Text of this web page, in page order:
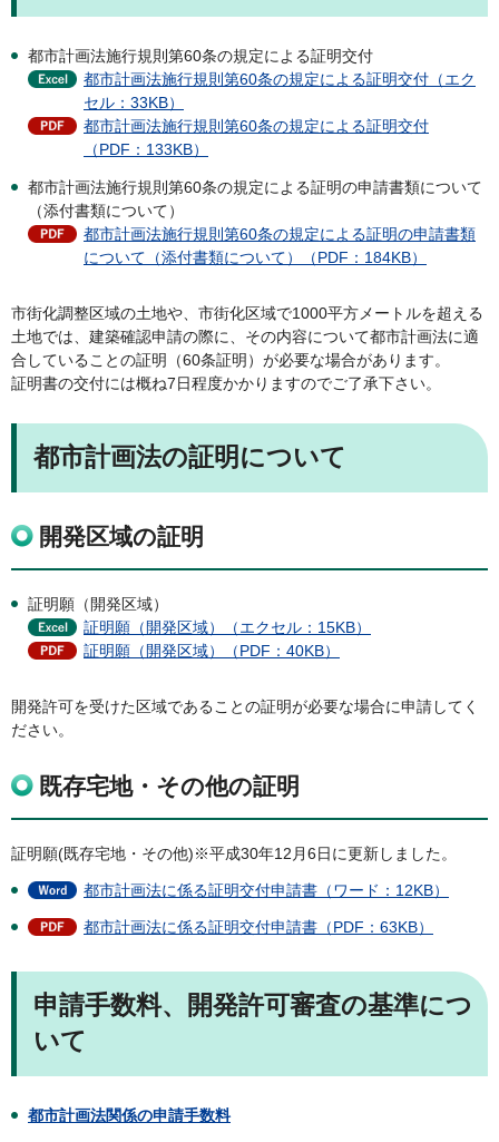
都市計画法施行規則第60条の規定による証明交付
都市計画法施行規則第60条の規定による証明交付（エク
セル：33KB）
都市計画法施行規則第60条の規定による証明交付
（PDF：133KB）
都市計画法施行規則第60条の規定による証明の申請書類について
（添付書類について）
都市計画法施行規則第60条の規定による証明の申請書類
について（添付書類について）（PDF：184KB）
市街化調整区域の土地や、市街化区域で1000平方メートルを超える
土地では、建築確認申請の際に、その内容について都市計画法に適
合していることの証明（60条証明）が必要な場合があります。
証明書の交付には概ね7日程度かかりますのでご了承下さい。
都市計画法の証明について
開発区域の証明
証明願（開発区域）
証明願（開発区域）（エクセル：15KB）
証明願（開発区域）（PDF：40KB）
開発許可を受けた区域であることの証明が必要な場合に申請してく
ださい。
既存宅地・その他の証明
証明願(既存宅地・その他)※平成30年12月6日に更新しました。
都市計画法に係る証明交付申請書（ワード：12KB）
都市計画法に係る証明交付申請書（PDF：63KB）
申請手数料、開発許可審査の基準につ
いて
都市計画法関係の申請手数料